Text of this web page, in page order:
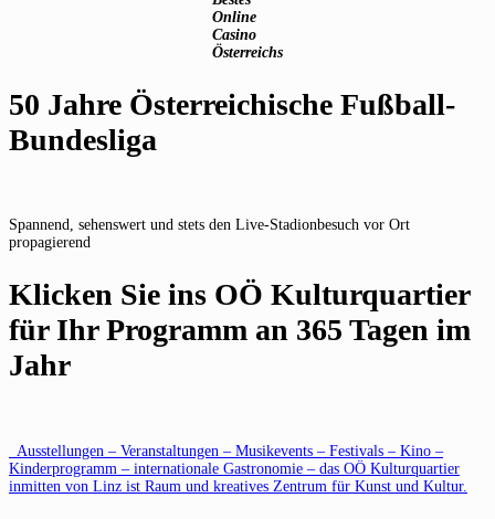
Online
Casino
Österreichs
50 Jahre Österreichische Fußball-
Bundesliga
Spannend, sehenswert und stets den Live-Stadionbesuch vor Ort
propagierend
Klicken Sie ins OÖ Kulturquartier
für Ihr Programm an 365 Tagen im
Jahr
Ausstellungen – Veranstaltungen – Musikevents – Festivals – Kino –
Kinderprogramm – internationale Gastronomie – das OÖ Kulturquartier
inmitten von Linz ist Raum und kreatives Zentrum für Kunst und Kultur.